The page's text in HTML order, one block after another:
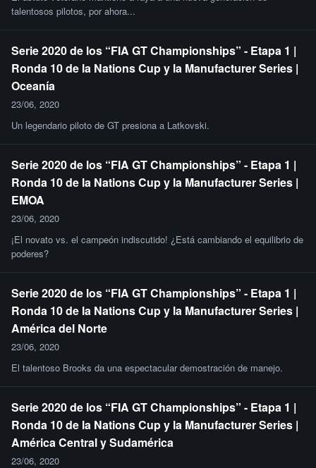
talentosos pilotos, por ahora...
Serie 2020 de los “FIA GT Championships” - Etapa 1 |
Ronda 10 de la Nations Cup y la Manufacturer Series |
Oceanía
23/06, 2020
Un legendario piloto de GT presiona a Latkovski.
Serie 2020 de los “FIA GT Championships” - Etapa 1 |
Ronda 10 de la Nations Cup y la Manufacturer Series |
EMOA
23/06, 2020
¡El novato vs. el campeón indiscutido! ¿Está cambiando el equilibrio de
poderes?
Serie 2020 de los “FIA GT Championships” - Etapa 1 |
Ronda 10 de la Nations Cup y la Manufacturer Series |
América del Norte
23/06, 2020
El talentoso Brooks da una espectacular demostración de manejo.
Serie 2020 de los “FIA GT Championships” - Etapa 1 |
Ronda 10 de la Nations Cup y la Manufacturer Series |
América Central y Sudamérica
23/06, 2020